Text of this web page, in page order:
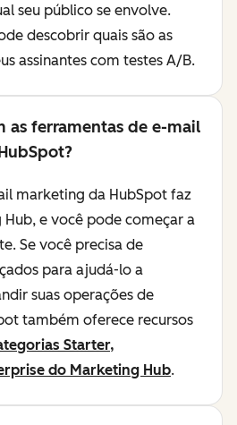
seu público se envolve.
descobrir quais são as
assinantes com testes A/B.
as ferramentas de e-mail
marketing da HubSpot faz
e você pode começar a
Se você precisa de
para ajudá-lo a
suas operações de
também oferece recursos
Starter,
do Marketing Hub.